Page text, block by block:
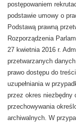
postępowaniem
podstawie umowy o
Podstawą prawną
Rozporządzenia
27 kwietnia 2016 r.
przetwarzanych
prawo dostępu do
uzupełniania w
przez okres niezbędny
przechowywania
archiwalnych. W